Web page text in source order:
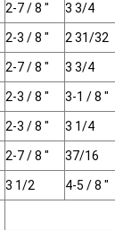
2-7 / 8 " 3 3/4
2-3 / 8 " 2 31/32
2-7 / 8 " 3 3/4
2-3 / 8 " 3-1 / 8 "
2-3 / 8 " 3 1/4
2-7 / 8 " 37/16
3 1/2 4-5 / 8 "